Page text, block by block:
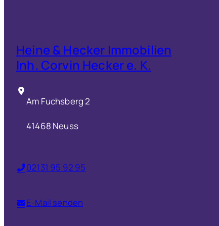
Heine & Hecker Immobilien
Inh. Corvin Hecker e. K.
Am Fuchsberg 2
41468 Neuss
02131 95 92 95
E-Mail senden